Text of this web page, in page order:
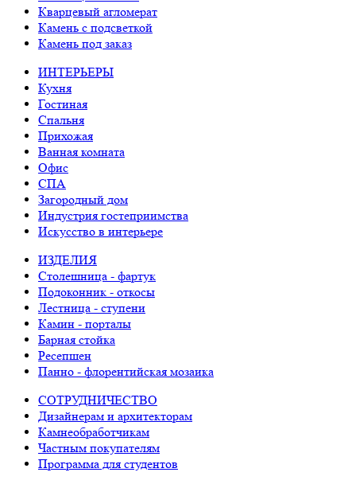
Кварцевый агломерат
Камень с подсветкой
Камень под заказ
ИНТЕРЬЕРЫ
Кухня
Гостиная
Спальня
Прихожая
Ванная комната
Офис
СПА
Загородный дом
Индустрия гостеприимства
Искусство в интерьере
ИЗДЕЛИЯ
Столешница - фартук
Подоконник - откосы
Лестница - ступени
Камин - порталы
Барная стойка
Ресепшен
Панно - флорентийская мозаика
СОТРУДНИЧЕСТВО
Дизайнерам и архитекторам
Камнеобработчикам
Частным покупателям
Программа для студентов